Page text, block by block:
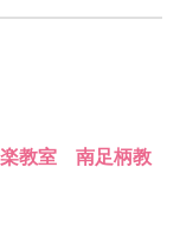
教室 南足柄教